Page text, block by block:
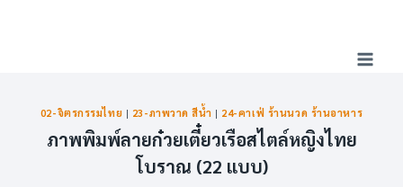
02-จิตรกรรมไทย | 23-ภาพวาด สีน้ำ | 24-คาเฟ่ ร้านนวด ร้านอาหาร
ภาพพิมพ์ลายก๋วยเตี๋ยวเรือสไตล์หญิงไทย
โบราณ (22 แบบ)